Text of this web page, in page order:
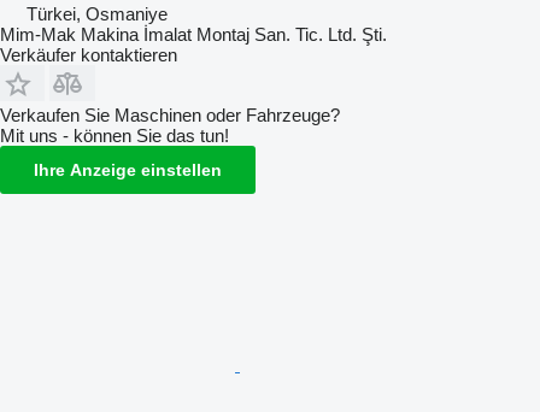
Türkei, Osmaniye
Mim-Mak Makina İmalat Montaj San. Tic. Ltd. Şti.
Verkäufer kontaktieren
Verkaufen Sie Maschinen oder Fahrzeuge?
Mit uns - können Sie das tun!
Ihre Anzeige einstellen